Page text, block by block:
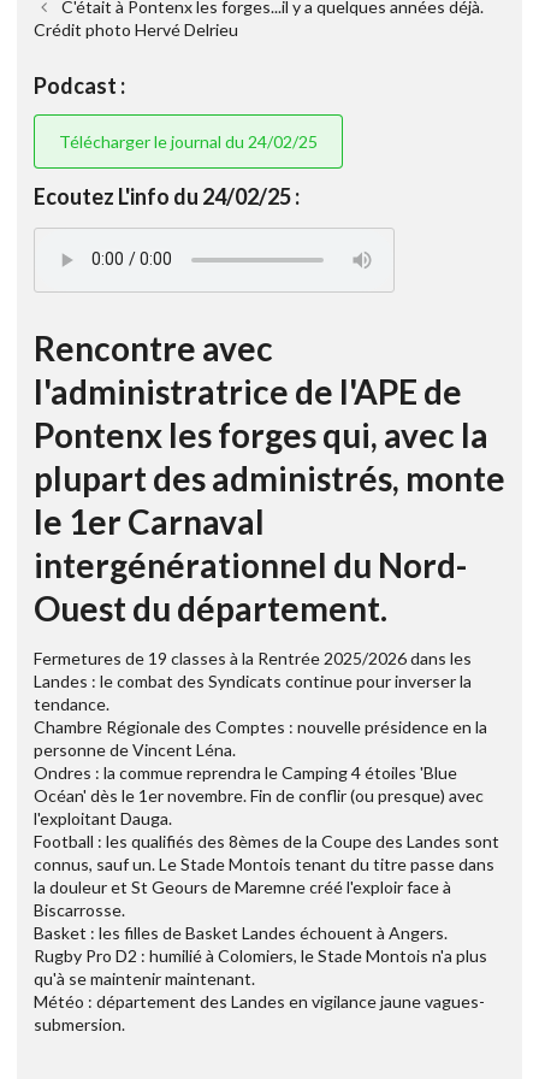
C'était à Pontenx les forges...il y a quelques années déjà.
Crédit photo Hervé Delrieu
Podcast :
Télécharger le journal du 24/02/25
Ecoutez L'info du 24/02/25 :
Rencontre avec
l'administratrice de l'APE de
Pontenx les forges qui, avec la
plupart des administrés, monte
le 1er Carnaval
intergénérationnel du Nord-
Ouest du département.
Fermetures de 19 classes à la Rentrée 2025/2026 dans les
Landes : le combat des Syndicats continue pour inverser la
tendance.
Chambre Régionale des Comptes : nouvelle présidence en la
personne de Vincent Léna.
Ondres : la commue reprendra le Camping 4 étoiles 'Blue
Océan' dès le 1er novembre. Fin de conflir (ou presque) avec
l'exploitant Dauga.
Football : les qualifiés des 8èmes de la Coupe des Landes sont
connus, sauf un. Le Stade Montois tenant du titre passe dans
la douleur et St Geours de Maremne créé l'exploir face à
Biscarrosse.
Basket : les filles de Basket Landes échouent à Angers.
Rugby Pro D2 : humilié à Colomiers, le Stade Montois n'a plus
qu'à se maintenir maintenant.
Météo : département des Landes en vigilance jaune vagues-
submersion.